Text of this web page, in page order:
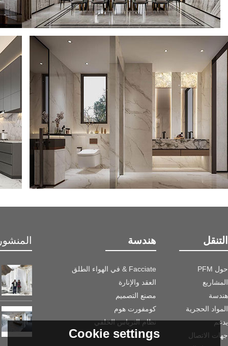
التنقل
حول PFM
المشاريع
هندسة
المواد الحجرية
يدعم
جهات الاتصال
هندسة
Facciate & في الهواء الطلق
العقد والإنارة
مصنع التصميم
كومفورت هوم
نظام الترباس الخلفي
جانب الماء
Cookie settings